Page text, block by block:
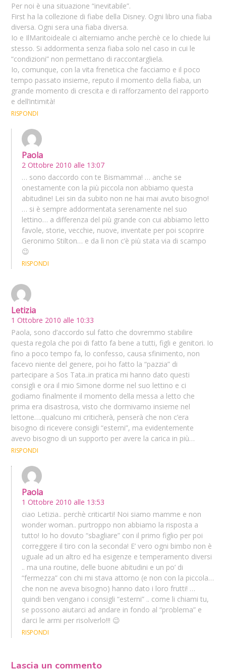
Per noi è una situazione “inevitabile”.
First ha la collezione di fiabe della Disney. Ogni libro una fiaba
diversa. Ogni sera una fiaba diversa.
Io e IlMaritoideale ci alterniamo anche perchè ce lo chiede lui
stesso. Si addormenta senza fiaba solo nel caso in cui le
“condizioni” non permettano di raccontargliela.
Io, comunque, con la vita frenetica che facciamo e il poco
tempo passato insieme, reputo il momento della fiaba, un
grande momento di crescita e di rafforzamento del rapporto
e dell’intimità!
RISPONDI
Paola
2 Ottobre 2010 alle 13:07
… sono daccordo con te Bismamma! … anche se
onestamente con la più piccola non abbiamo questa
abitudine! Lei sin da subito non ne hai mai avuto bisogno!
… si è sempre addormentata serenamente nel suo
lettino… a differenza del più grande con cui abbiamo letto
favole, storie, vecchie, nuove, inventate per poi scoprire
Geronimo Stilton… e da lì non c’è più stata via di scampo
😉
RISPONDI
Letizia
1 Ottobre 2010 alle 10:33
Paola, sono d’accordo sul fatto che dovremmo stabilire
questa regola che poi di fatto fa bene a tutti, figli e genitori. Io
fino a poco tempo fa, lo confesso, causa sfinimento, non
facevo niente del genere, poi ho fatto la “pazzia” di
partecipare a Sos Tata..in pratica mi hanno dato questi
consigli e ora il mio Simone dorme nel suo lettino e ci
godiamo finalmente il momento della messa a letto che
prima era disastrosa, visto che dormivamo insieme nel
lettone….qualcuno mi criticherà, penserà che non c’era
bisogno di ricevere consigli “esterni”, ma evidentemente
avevo bisogno di un supporto per avere la carica in più…
RISPONDI
Paola
1 Ottobre 2010 alle 13:53
ciao Letizia.. perchè criticarti! Noi siamo mamme e non
wonder woman.. purtroppo non abbiamo la risposta a
tutto! Io ho dovuto “sbagliare” con il primo figlio per poi
correggere il tiro con la seconda! E’ vero ogni bimbo non è
uguale ad un altro ed ha esigenze e temperamento diversi
.. ma una routine, delle buone abitudini e un po’ di
“fermezza” con chi mi stava attorno (e non con la piccola…
che non ne aveva bisogno) hanno dato i loro frutti! …
quindi ben vengano i consigli “esterni” .. come li chiami tu,
se possono aiutarci ad andare in fondo al “problema” e
darci le armi per risolverlo!!! 😉
RISPONDI
Lascia un commento